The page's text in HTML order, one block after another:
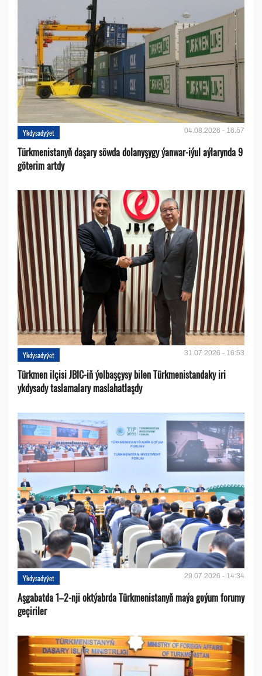
Ykdysadyýet 04.08.2026 - 16:57
Türkmenistanyň daşary söwda dolanyşygy ýanwar-iýul aýlarynda 9
göterim artdy
Ykdysadyýet 31.07.2026 - 16:53
Türkmen ilçisi JBIC-iň ýolbaşçysy bilen Türkmenistandaky iri
ykdysady taslamalary maslahatlaşdy
Ykdysadyýet 29.07.2026 - 14:34
Aşgabatda 1–2-nji oktýabrda Türkmenistanyň maýa goýum forumy
geçiriler